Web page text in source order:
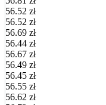
56.52 zł
56.52 zł
56.69 zł
56.44 zł
56.67 zł
56.49 zł
56.45 zł
56.55 zł
56.62 zł